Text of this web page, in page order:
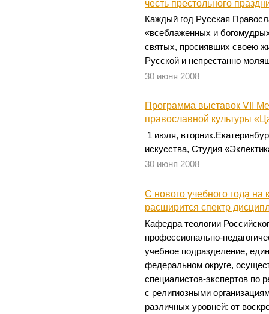
честь престольного
Каждый год Русская
«всеблаженных и
святых, просиявших своею
Русской и непрестанно
30 июня 2008
Программа выставок VII
православной культуры
1 июля,
искусства, Студия
30 июня 2008
С нового учебного года
расширится спектр
Кафедра теологии
профессионально-
учебное подразделение,
федеральном округе,
специалистов-экспертов по
с религиозными
различных уровней: от